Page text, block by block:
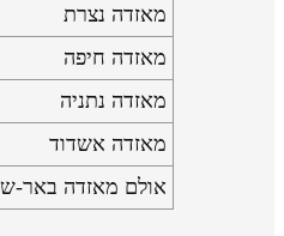
מאזדה נצרת
מאזדה חיפה
מאזדה נתניה
מאזדה אשדוד
אולם מאזדה באר-